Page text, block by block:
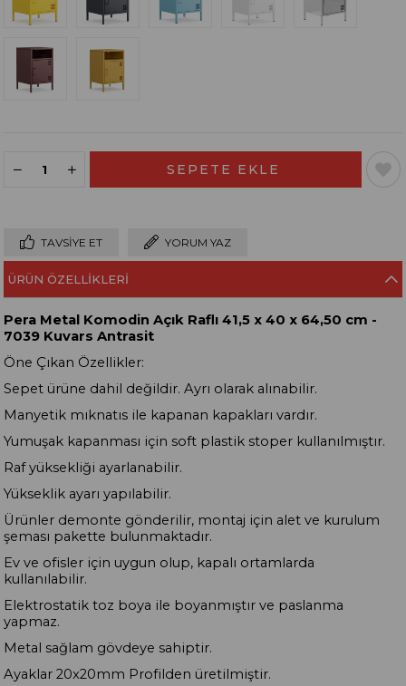
TAVSIYE ET YORUM YAZ
ÜRÜN ÖZELLIKLERI
Pera Metal Komodin Açık Raflı 41,5 x 40 x 64,50 cm -
7039 Kuvars Antrasit
Öne Çıkan Özellikler:
Sepet ürüne dahil değildir. Ayrı olarak alınabilir.
Manyetik mıknatıs ile kapanan kapakları vardır.
Yumuşak kapanması için soft plastik stoper kullanılmıştır.
Raf yüksekliği ayarlanabilir.
Yükseklik ayarı yapılabilir.
Ürünler demonte gönderilir, montaj için alet ve kurulum
şeması pakette bulunmaktadır.
Ev ve ofisler için uygun olup, kapalı ortamlarda
kullanılabilir.
Elektrostatik toz boya ile boyanmıştır ve paslanma
yapmaz.
Metal sağlam gövdeye sahiptir.
Ayaklar 20x20mm Profilden üretilmiştir.